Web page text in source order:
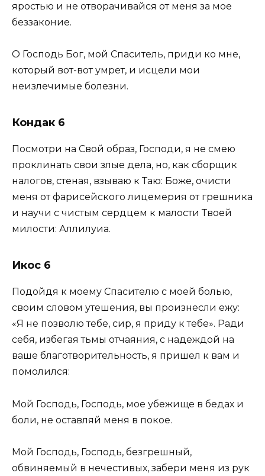
яростью и не отворачивайся от меня за мое
беззаконие.
О Господь Бог, мой Спаситель, приди ко мне,
который вот-вот умрет, и исцели мои
неизлечимые болезни.
Кондак 6
Посмотри на Свой образ, Господи, я не смею
проклинать свои злые дела, но, как сборщик
налогов, стеная, взываю к Таю: Боже, очисти
меня от фарисейского лицемерия от грешника
и научи с чистым сердцем к малости Твоей
милости: Аллилуиа.
Икос 6
Подойдя к моему Спасителю с моей болью,
своим словом утешения, вы произнесли ежу:
«Я не позволю тебе, сир, я приду к тебе». Ради
себя, избегая тьмы отчаяния, с надеждой на
ваше благотворительность, я пришел к вам и
помолился:
Мой Господь, Господь, мое убежище в бедах и
боли, не оставляй меня в покое.
Мой Господь, Господь, безгрешный,
обвиняемый в нечестивых, забери меня из рук